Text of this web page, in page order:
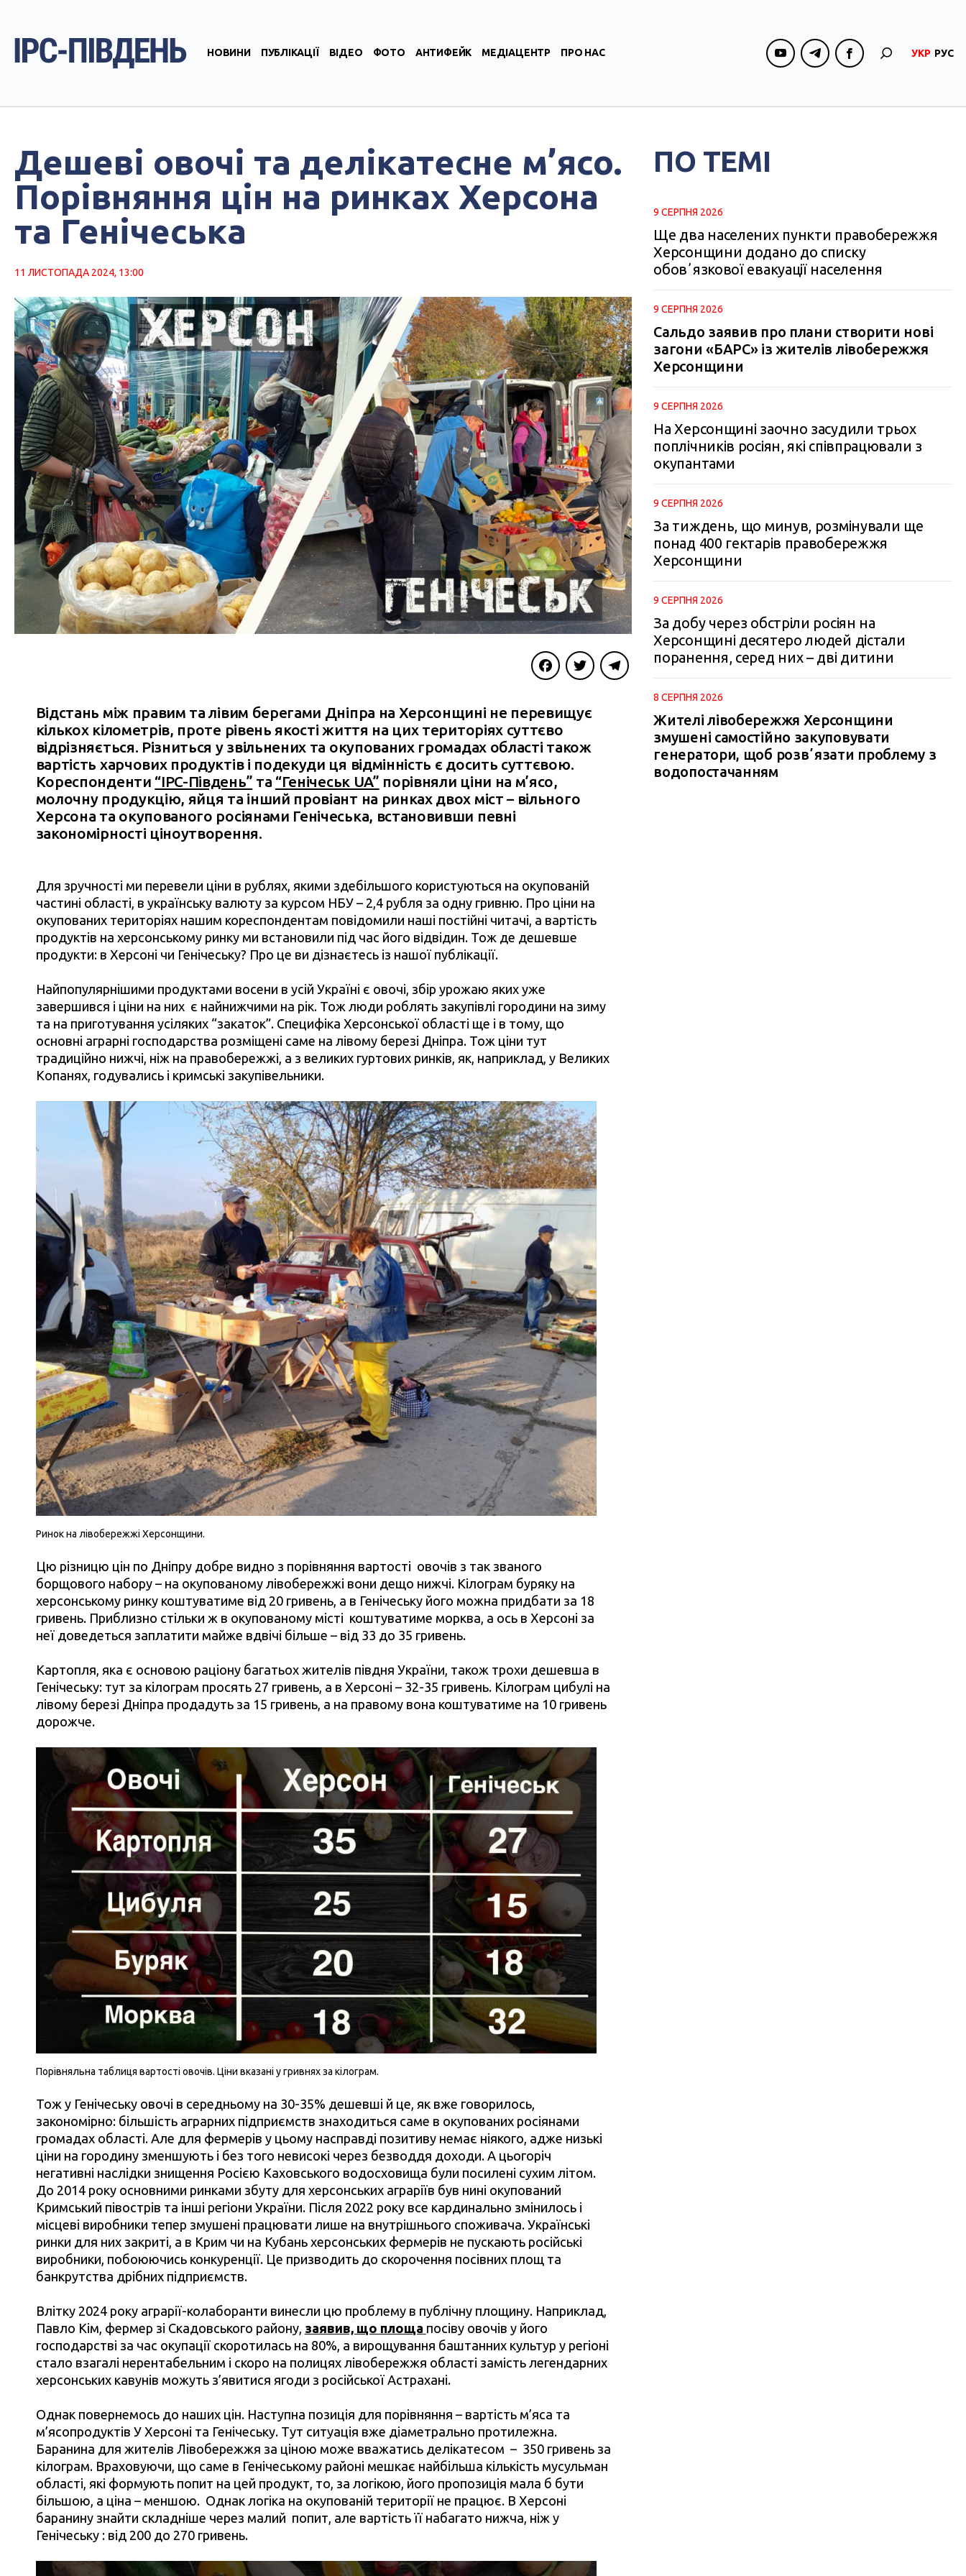
НОВИНИ ПУБЛІКАЦІЇ ВІДЕО ФОТО АНТИФЕЙК МЕДІАЦЕНТР ПРО НАС УКР РУС
Дешеві овочі та делікатесне м’ясо.
Порівняння цін на ринках Херсона
та Генічеська
11 ЛИСТОПАДА 2024, 13:00
Відстань між правим та лівим берегами Дніпра на Херсонщині не перевищує
кількох кілометрів, проте рівень якості життя на цих територіях суттєво
відрізняється. Різниться у звільнених та окупованих громадах області також
вартість харчових продуктів і подекуди ця відмінність є досить суттєвою.
Кореспонденти “IPC-Південь” та “Генічеськ UA” порівняли ціни на м’ясо,
молочну продукцію, яйця та інший провіант на ринках двох міст – вільного
Херсона та окупованого росіянами Генічеська, встановивши певні
закономірності ціноутворення.
Для зручності ми перевели ціни в рублях, якими здебільшого користуються на окупованій
частині області, в українську валюту за курсом НБУ – 2,4 рубля за одну гривню. Про ціни на
окупованих територіях нашим кореспондентам повідомили наші постійні читачі, а вартість
продуктів на херсонському ринку ми встановили під час його відвідин. Тож де дешевше
продукти: в Херсоні чи Генічеську? Про це ви дізнаєтесь із нашої публікації.
Найпопулярнішими продуктами восени в усій Україні є овочі, збір урожаю яких уже
завершився і ціни на них є найнижчими на рік. Тож люди роблять закупівлі городини на зиму
та на приготування усіляких “закаток”. Специфіка Херсонської області ще і в тому, що
основні аграрні господарства розміщені саме на лівому березі Дніпра. Тож ціни тут
традиційно нижчі, ніж на правобережжі, а з великих гуртових ринків, як, наприклад, у Великих
Копанях, годувались і кримські закупівельники.
Ринок на лівобережжі Херсонщини.
Цю різницю цін по Дніпру добре видно з порівняння вартості овочів з так званого
борщового набору – на окупованому лівобережжі вони дещо нижчі. Кілограм буряку на
херсонському ринку коштуватиме від 20 гривень, а в Генічеську його можна придбати за 18
гривень. Приблизно стільки ж в окупованому місті коштуватиме морква, а ось в Херсоні за
неї доведеться заплатити майже вдвічі більше – від 33 до 35 гривень.
Картопля, яка є основою раціону багатьох жителів півдня України, також трохи дешевша в
Генічеську: тут за кілограм просять 27 гривень, а в Херсоні – 32-35 гривень. Кілограм цибулі на
лівому березі Дніпра продадуть за 15 гривень, а на правому вона коштуватиме на 10 гривень
дорожче.
Порівняльна таблиця вартості овочів. Ціни вказані у гривнях за кілограм.
Тож у Генічеську овочі в середньому на 30-35% дешевші й це, як вже говорилось,
закономірно: більшість аграрних підприємств знаходиться саме в окупованих росіянами
громадах області. Але для фермерів у цьому насправді позитиву немає ніякого, адже низькі
ціни на городину зменшують і без того невисокі через безводдя доходи. А цьогоріч
негативні наслідки знищення Росією Каховського водосховища були посилені сухим літом.
До 2014 року основними ринками збуту для херсонських аграріїв був нині окупований
Кримський півострів та інші регіони України. Після 2022 року все кардинально змінилось і
місцеві виробники тепер змушені працювати лише на внутрішнього споживача. Українські
ринки для них закриті, а в Крим чи на Кубань херсонських фермерів не пускають російські
виробники, побоюючись конкуренції. Це призводить до скорочення посівних площ та
банкрутства дрібних підприємств.
Влітку 2024 року аграрії-колаборанти винесли цю проблему в публічну площину. Наприклад,
Павло Кім, фермер зі Скадовського району, заявив, що площа посіву овочів у його
господарстві за час окупації скоротилась на 80%, а вирощування баштанних культур у регіоні
стало взагалі нерентабельним і скоро на полицях лівобережжя області замість легендарних
херсонських кавунів можуть з’явитися ягоди з російської Астрахані.
Однак повернемось до наших цін. Наступна позиція для порівняння – вартість м’яса та
м’ясопродуктів У Херсоні та Генічеську. Тут ситуація вже діаметрально протилежна.
Баранина для жителів Лівобережжя за ціною може вважатись делікатесом – 350 гривень за
кілограм. Враховуючи, що саме в Генічеському районі мешкає найбільша кількість мусульман
області, які формують попит на цей продукт, то, за логікою, його пропозиція мала б бути
більшою, а ціна – меншою. Однак логіка на окупованій території не працює. В Херсоні
баранину знайти складніше через малий попит, але вартість її набагато нижча, ніж у
Генічеську : від 200 до 270 гривень.
ПО ТЕМІ
9 СЕРПНЯ 2026
Ще два населених пункти правобережжя
Херсонщини додано до списку
обовʼязкової евакуації населення
9 СЕРПНЯ 2026
Сальдо заявив про плани створити нові
загони «БАРС» із жителів лівобережжя
Херсонщини
9 СЕРПНЯ 2026
На Херсонщині заочно засудили трьох
поплічників росіян, які співпрацювали з
окупантами
9 СЕРПНЯ 2026
За тиждень, що минув, розмінували ще
понад 400 гектарів правобережжя
Херсонщини
9 СЕРПНЯ 2026
За добу через обстріли росіян на
Херсонщині десятеро людей дістали
поранення, серед них – дві дитини
8 СЕРПНЯ 2026
Жителі лівобережжя Херсонщини
змушені самостійно закуповувати
генератори, щоб розвʼязати проблему з
водопостачанням